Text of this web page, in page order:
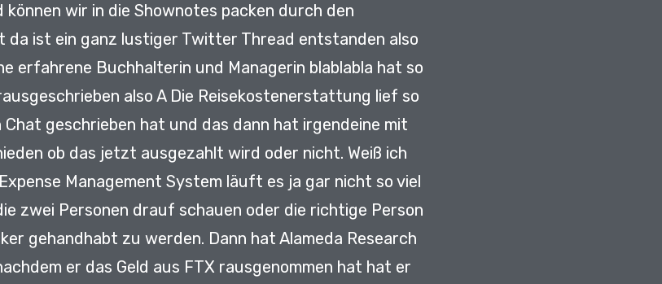
wir in die Shownotes packen durch den
da ist ein ganz lustiger Twitter Thread entstanden also
erfahrene Buchhalterin und Managerin blablabla hat so
also A Die Reisekostenerstattung lief so
Chat geschrieben hat und das dann hat irgendeine mit
ob das jetzt ausgezahlt wird oder nicht. Weiß ich
Management System läuft es ja gar nicht so viel
zwei Personen drauf schauen oder die richtige Person
gehandhabt zu werden. Dann hat Alameda Research
er das Geld aus FTX rausgenommen hat hat er